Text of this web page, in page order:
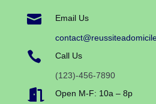
 Email Us
 Call Us
(123)-456-7890
 Open M-F: 10a – 8p